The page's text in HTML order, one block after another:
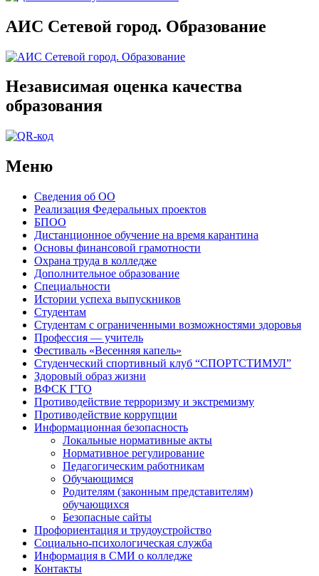
АИС Сетевой город. Образование
Независимая оценка качества
образования
Меню
Сведения об ОО
Реализация Федеральных проектов
БПОО
Дистанционное обучение на время карантина
Основы финансовой грамотности
Охрана труда в колледже
Дополнительное образование
Специальности
Истории успеха выпускников
Студентам
Студентам с ограниченными возможностями здоровья
Профессия — учитель
Фестиваль «Весенняя капель»
Студенческий спортивный клуб “СПОРТСТИМУЛ”
Здоровый образ жизни
ВФСК ГТО
Противодействие терроризму и экстремизму
Противодействие коррупции
Информационная безопасность
Локальные нормативные акты
Нормативное регулирование
Педагогическим работникам
Обучающимся
Родителям (законным представителям)
обучающихся
Безопасные сайты
Профориентация и трудоустройство
Социально-психологическая служба
Информация в СМИ о колледже
Контакты